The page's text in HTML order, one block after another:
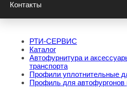
Контакты
РТИ-СЕРВИС
Каталог
Автофурнитура и
транспорта
Профили уплотнительные
Профиль для